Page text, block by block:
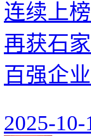
连续上
再获石
百强企
2025-10-